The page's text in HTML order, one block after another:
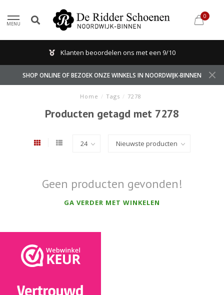
MENU
0
Klanten beoordelen ons met een 9/10
SHOP ONLINE OF BEZOEK ONZE WINKELS IN NOORDWIJK-BINNEN
Home / Tags / 7278
Producten getagd met 7278
Geen producten gevonden!
GA VERDER MET WINKELEN